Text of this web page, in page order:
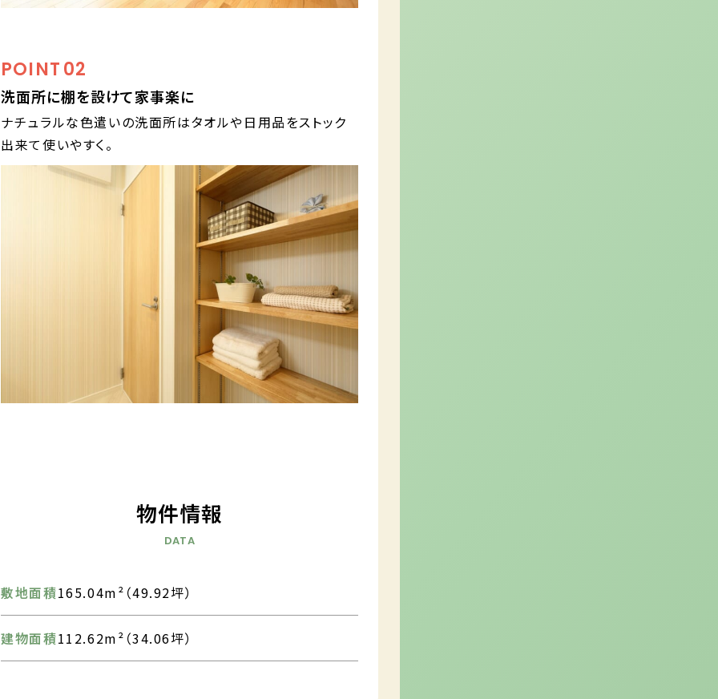
POINT02
洗面所に棚を設けて家事楽に
ナチュラルな色遣いの洗面所はタオルや日用品をストック
出来て使いやすく。
物件情報
DATA
敷地面積165.04m²（49.92坪）
建物面積112.62m²（34.06坪）